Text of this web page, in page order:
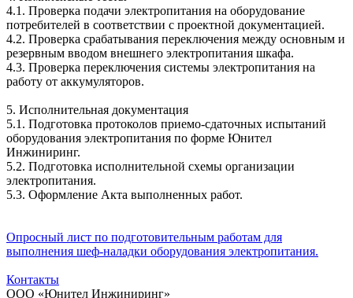
4.1. Проверка подачи электропитания на оборудование
потребителей в соответствии с проектной документацией.
4.2. Проверка срабатывания переключения между основным и
резервным вводом внешнего электропитания шкафа.
4.3. Проверка переключения системы электропитания на
работу от аккумуляторов.
5. Исполнительная документация
5.1. Подготовка протоколов приемо-сдаточных испытаний
оборудования электропитания по форме Юнител
Инжиниринг.
5.2. Подготовка исполнительной схемы организации
электропитания.
5.3. Оформление Акта выполненных работ.
Опросный лист по подготовительным работам для
выполнения шеф-наладки оборудования электропитания.
Контакты
ООО «Юнител Инжиниринг»